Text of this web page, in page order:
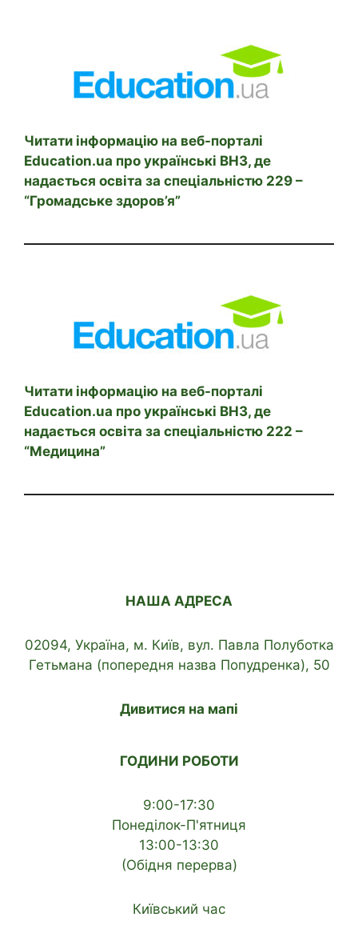
Читати інформацію на веб-порталі
Education.ua про українські ВНЗ, де
надається освіта за спеціальністю 229 –
“Громадське здоров’я”
Читати інформацію на веб-порталі
Education.ua про українські ВНЗ, де
надається освіта за спеціальністю 222 –
“Медицина”
НАША АДРЕСА
02094, Україна, м. Київ, вул. Павла Полуботка
Гетьмана (попередня назва Попудренка), 50
Дивитися на мапі
ГОДИНИ РОБОТИ
9:00-17:30
Понеділок-П'ятниця
13:00-13:30
(Обідня перерва)
Київський час